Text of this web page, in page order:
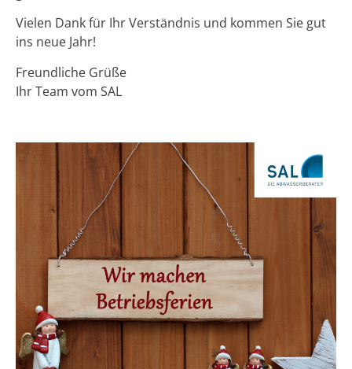
Vielen Dank für Ihr Verständnis und kommen Sie gut
ins neue Jahr!
Freundliche Grüße
Ihr Team vom SAL